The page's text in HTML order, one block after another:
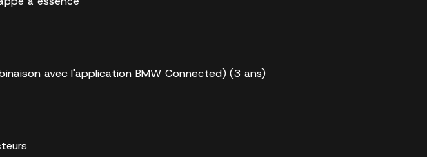
avec l'application BMW Connected) (3 ans)